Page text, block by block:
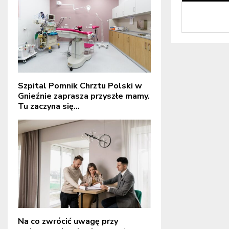
Szpital Pomnik Chrztu Polski w
Gnieźnie zaprasza przyszłe mamy.
Tu zaczyna się...
Na co zwrócić uwagę przy